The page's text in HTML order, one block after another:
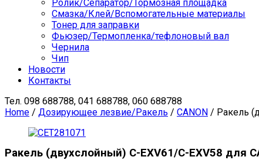
Ролик/Сепаратор/Тормозная площадка
Смазка/Клей/Вспомогательные материалы
Тонер для заправки
Фьюзер/Термопленка/тефлоновый вал
Чернила
Чип
Новости
Контакты
Тел. 098 688788, 041 688788, 060 688788
Home / Дозирующее лезвие/Ракель / CANON / Ракель
Ракель (двухслойный) C-EXV61/C-EXV58 для